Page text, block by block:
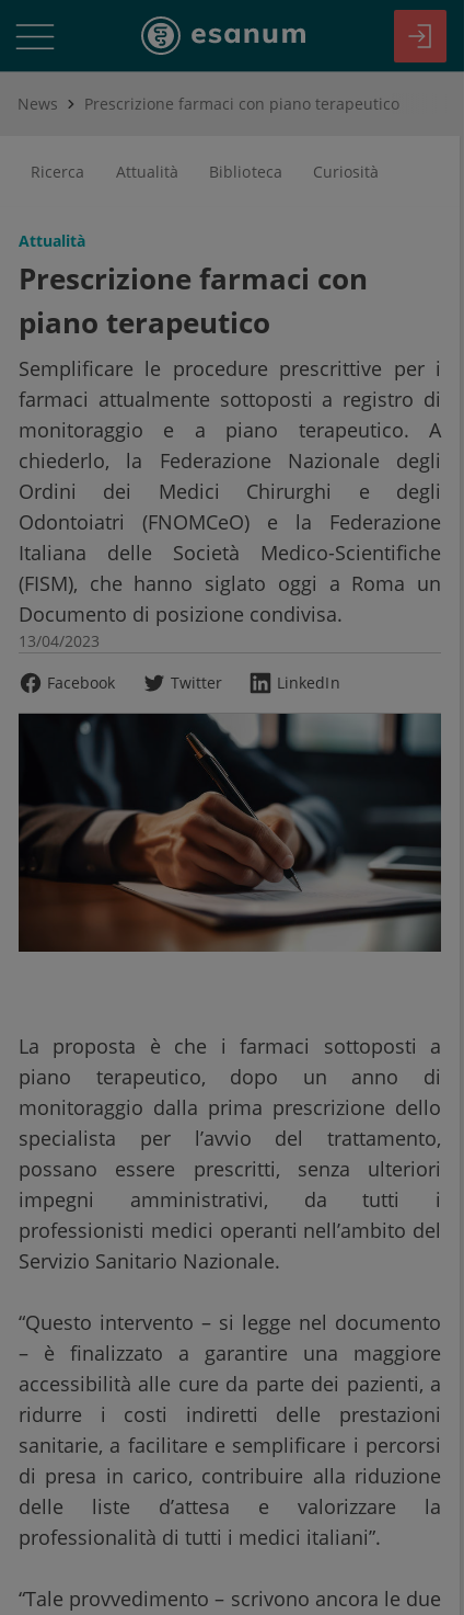
News Prescrizione farmaci con piano terapeutico
Ricerca Attualità Biblioteca Curiosità
Attualità
Prescrizione farmaci con
piano terapeutico
Semplificare le procedure prescrittive per i
farmaci attualmente sottoposti a registro di
monitoraggio e a piano terapeutico. A
chiederlo, la Federazione Nazionale degli
Ordini dei Medici Chirurghi e degli
Odontoiatri (FNOMCeO) e la Federazione
Italiana delle Società Medico-Scientifiche
(FISM), che hanno siglato oggi a Roma un
Documento di posizione condivisa.
13/04/2023
Facebook
Twitter LinkedIn
La proposta è che i farmaci sottoposti a
piano terapeutico, dopo un anno di
monitoraggio dalla prima prescrizione dello
specialista per l’avvio del trattamento,
possano essere prescritti, senza ulteriori
impegni amministrativi, da tutti i
professionisti medici operanti nell’ambito del
Servizio Sanitario Nazionale.
“Questo intervento – si legge nel documento
– è finalizzato a garantire una maggiore
accessibilità alle cure da parte dei pazienti, a
ridurre i costi indiretti delle prestazioni
sanitarie, a facilitare e semplificare i percorsi
di presa in carico, contribuire alla riduzione
delle liste d’attesa e valorizzare la
professionalità di tutti i medici italiani”.
“Tale provvedimento – scrivono ancora le due